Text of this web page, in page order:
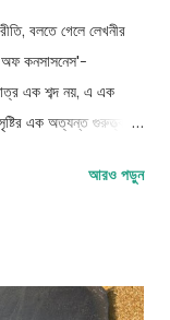
বলতে গেলে লেখনীর
অফ কনসাসনেস'-
এক শব্দ নয়, এ এক
এক অত্যন্ত গুরুত্ত্বপূর্ন
করেছিলেন তারা । কিন্তু
পারে হয়ত এই আলোচনা ।
আরও পড়ুন